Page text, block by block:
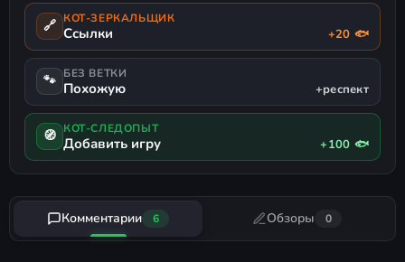
🔗 КОТ-ЗЕРКАЛЬЩИК
Ссылки +20 🐟
🐾 БЕЗ ВЕТКИ
Похожую +респект
🧭 КОТ-СЛЕДОПЫТ
Добавить игру +100 🐟
Комментарии 6 Обзоры 0